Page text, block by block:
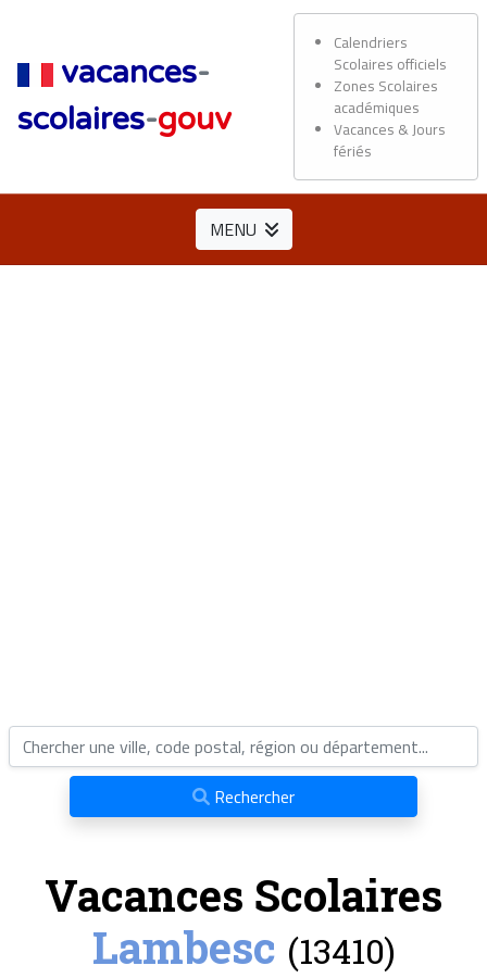
vacances-
scolaires-gouv
Calendriers
Scolaires officiels
Zones Scolaires
académiques
Vacances & Jours
fériés
MENU
Rechercher
Vacances Scolaires
Lambesc (13410)